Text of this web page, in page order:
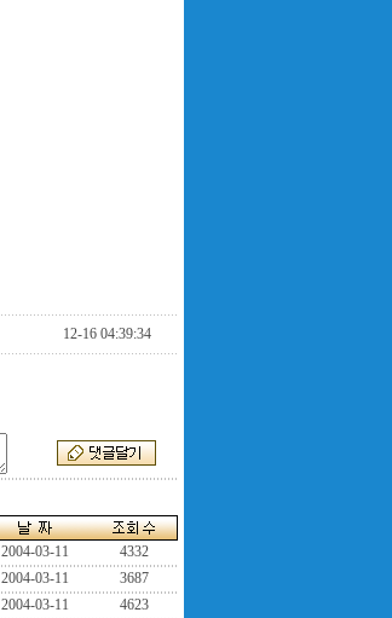
12-16 04:39:34
2004-03-11
4332
2004-03-11
3687
2004-03-11
4623